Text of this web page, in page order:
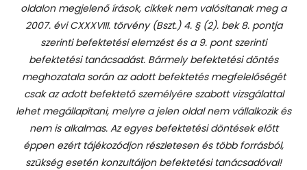
oldalon megjelenő írások, cikkek nem valósítanak meg a
2007. évi CXXXVIII. törvény (Bszt.) 4. § (2). bek 8. pontja
szerinti befektetési elemzést és a 9. pont szerinti
befektetési tanácsadást. Bármely befektetési döntés
meghozatala során az adott befektetés megfelelőségét
csak az adott befektető személyére szabott vizsgálattal
lehet megállapítani, melyre a jelen oldal nem vállalkozik és
nem is alkalmas. Az egyes befektetési döntések előtt
éppen ezért tájékozódjon részletesen és több forrásból,
szükség esetén konzultáljon befektetési tanácsadóval!